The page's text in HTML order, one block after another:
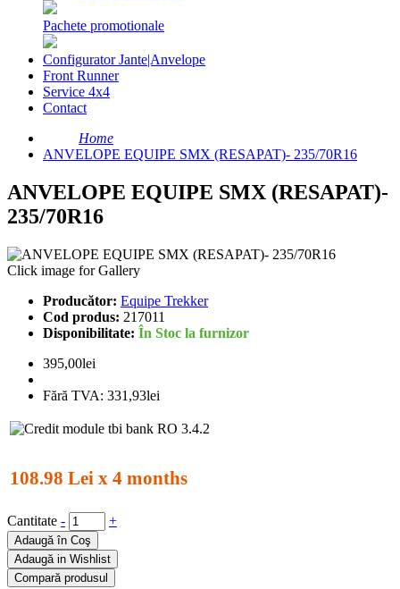
Pachete promotionale
Configurator Jante|Anvelope
Front Runner
Service 4x4
Contact
Home
ANVELOPE EQUIPE SMX (RESAPAT)- 235/70R16
ANVELOPE EQUIPE SMX (RESAPAT)-
235/70R16
Click image for Gallery
Producător: Equipe Trekker
Cod produs: 217011
Disponibilitate: În Stoc la furnizor
395,00lei
Fără TVA: 331,93lei
108.98 Lei x 4 months
Cantitate - +
Adaugă în Coş
Adaugă in Wishlist
Compară produsul